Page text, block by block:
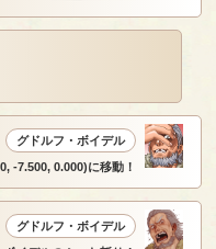
グドルフ・ボイデル
-7.500, 0.000)に移動！
グドルフ・ボイデル